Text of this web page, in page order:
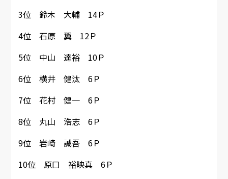
3位 鈴木 大輔 14Ｐ
4位 石原 翼 12Ｐ
5位 中山 達裕 10Ｐ
6位 横井 健汰 6Ｐ
7位 花村 健一 6Ｐ
8位 丸山 浩志 6Ｐ
9位 岩崎 誠吾 6Ｐ
10位 原口 裕映真 6Ｐ